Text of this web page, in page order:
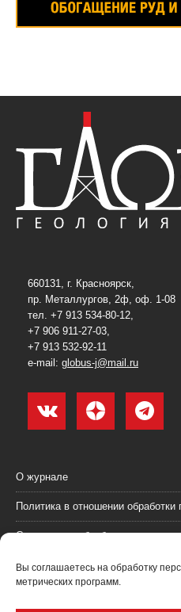
Вы соглашаетесь на обработку
метрических программ.
660131, г. Красноярск,
пр. Металлургов, 2ф, оф. 1-08
тел. +7 913 534-80-12,
+7 906 911-27-03,
+7 913 532-92-11
e-mail: globus-j@mail.ru
О журнале
Политика в отношении
Согласие на обработку
Пользовательское соглашение